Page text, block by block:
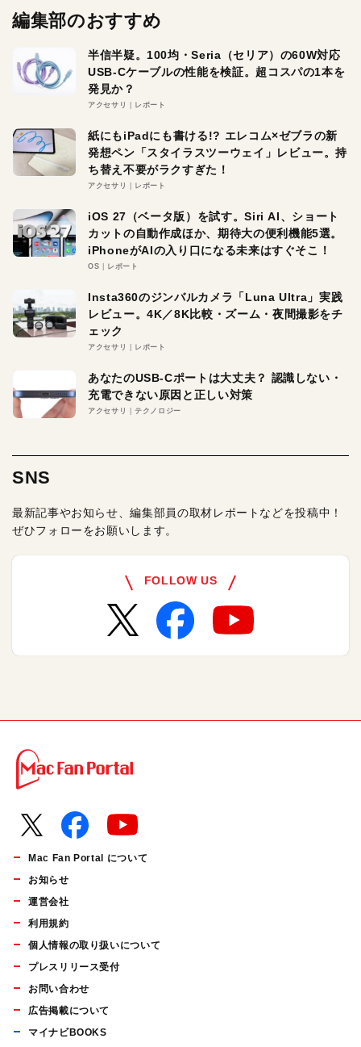
編集部のおすすめ
半信半疑。100均・Seria（セリア）の60W対応
USB-Cケーブルの性能を検証。超コスパの1本を
発見か？
アクセサリ レポート
紙にもiPadにも書ける!? エレコム×ゼブラの新
発想ペン「スタイラスツーウェイ」レビュー。持
ち替え不要がラクすぎた！
アクセサリ レポート
iOS 27（ベータ版）を試す。Siri AI、ショート
カットの自動作成ほか、期待大の便利機能5選。
iPhoneがAIの入り口になる未来はすぐそこ！
OS レポート
Insta360のジンバルカメラ「Luna Ultra」実践
レビュー。4K／8K比較・ズーム・夜間撮影をチ
ェック
アクセサリ レポート
あなたのUSB-Cポートは大丈夫？ 認識しない・
充電できない原因と正しい対策
アクセサリ テクノロジー
SNS
最新記事やお知らせ、編集部員の取材レポートなどを投稿中！
ぜひフォローをお願いします。
FOLLOW US
Mac Fan Portal について
お知らせ
運営会社
利用規約
個人情報の取り扱いについて
プレスリリース受付
お問い合わせ
広告掲載について
マイナビBOOKS